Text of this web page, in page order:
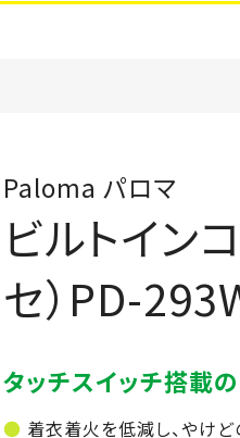
Paloma パロマ
ビルトイン
セ）PD-
タッチスイッチ搭載
着衣着火を低減し、やけ